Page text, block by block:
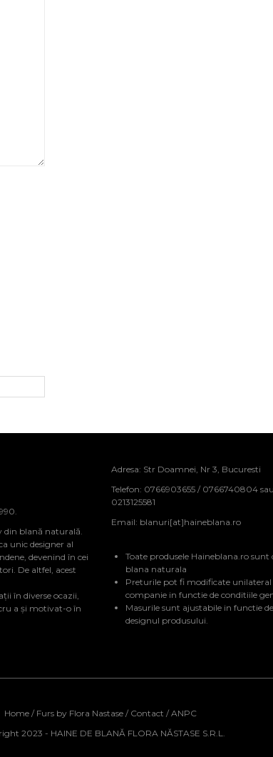
din blană naturală.
unic designer al
devenind în cei
De altfel, acest
în diverse ocazii,
a și motivat-o în
Adresa: Str Doamnei, Nr 3, Bucuresti
Telefon: 0766903655 / 0766740804 sau
0213125581
Email: blanuri[at]haineblana.ro
Toate produsele Haineblana.ro sunt
blana naturala
Preturile pot fi modificate unilateral
companie in functie de conditiile
Masurile sunt ajustabile in functie de
designul produsului.
Home / Furs by Flora Nastase / Contact / ANPC
2023 - HAINE DE BLANĂ FLORA NĂSTASE S.R.L.